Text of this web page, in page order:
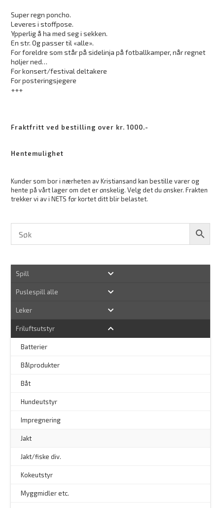
Super regn poncho.
Leveres i stoffpose.
Ypperlig å ha med seg i sekken.
En str. Og passer til «alle».
For foreldre som står på sidelinja på fotballkamper, når regnet
høljer ned…
For konsert/festival deltakere
For posteringsjegere
+++
Fraktfritt ved bestilling over kr. 1000.-
Hentemulighet
Kunder som bor i nærheten av Kristiansand kan bestille varer og
hente på vårt lager om det er ønskelig. Velg det du ønsker. Frakten
trekker vi av i NETS før kortet ditt blir belastet.
Spill
Puslespill alle
Leker
Friluftsutstyr
Batterier
Bålprodukter
Båt
Hundeutstyr
Impregnering
Jakt
Jakt/fiske div.
Kokeutstyr
Myggmidler etc.